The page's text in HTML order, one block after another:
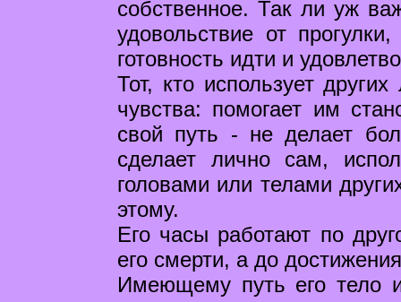
собственное. Так ли уж
удовольствие от
готовность идти и
Тот, кто использует
чувства: помогает им
свой путь - не делает
сделает лично сам,
головами или телами
этому.
Его часы работают по
его смерти, а до
Имеющему путь его тело